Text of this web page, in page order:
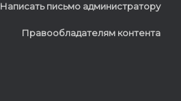
Написать письмо администратору
Правообладателям контента